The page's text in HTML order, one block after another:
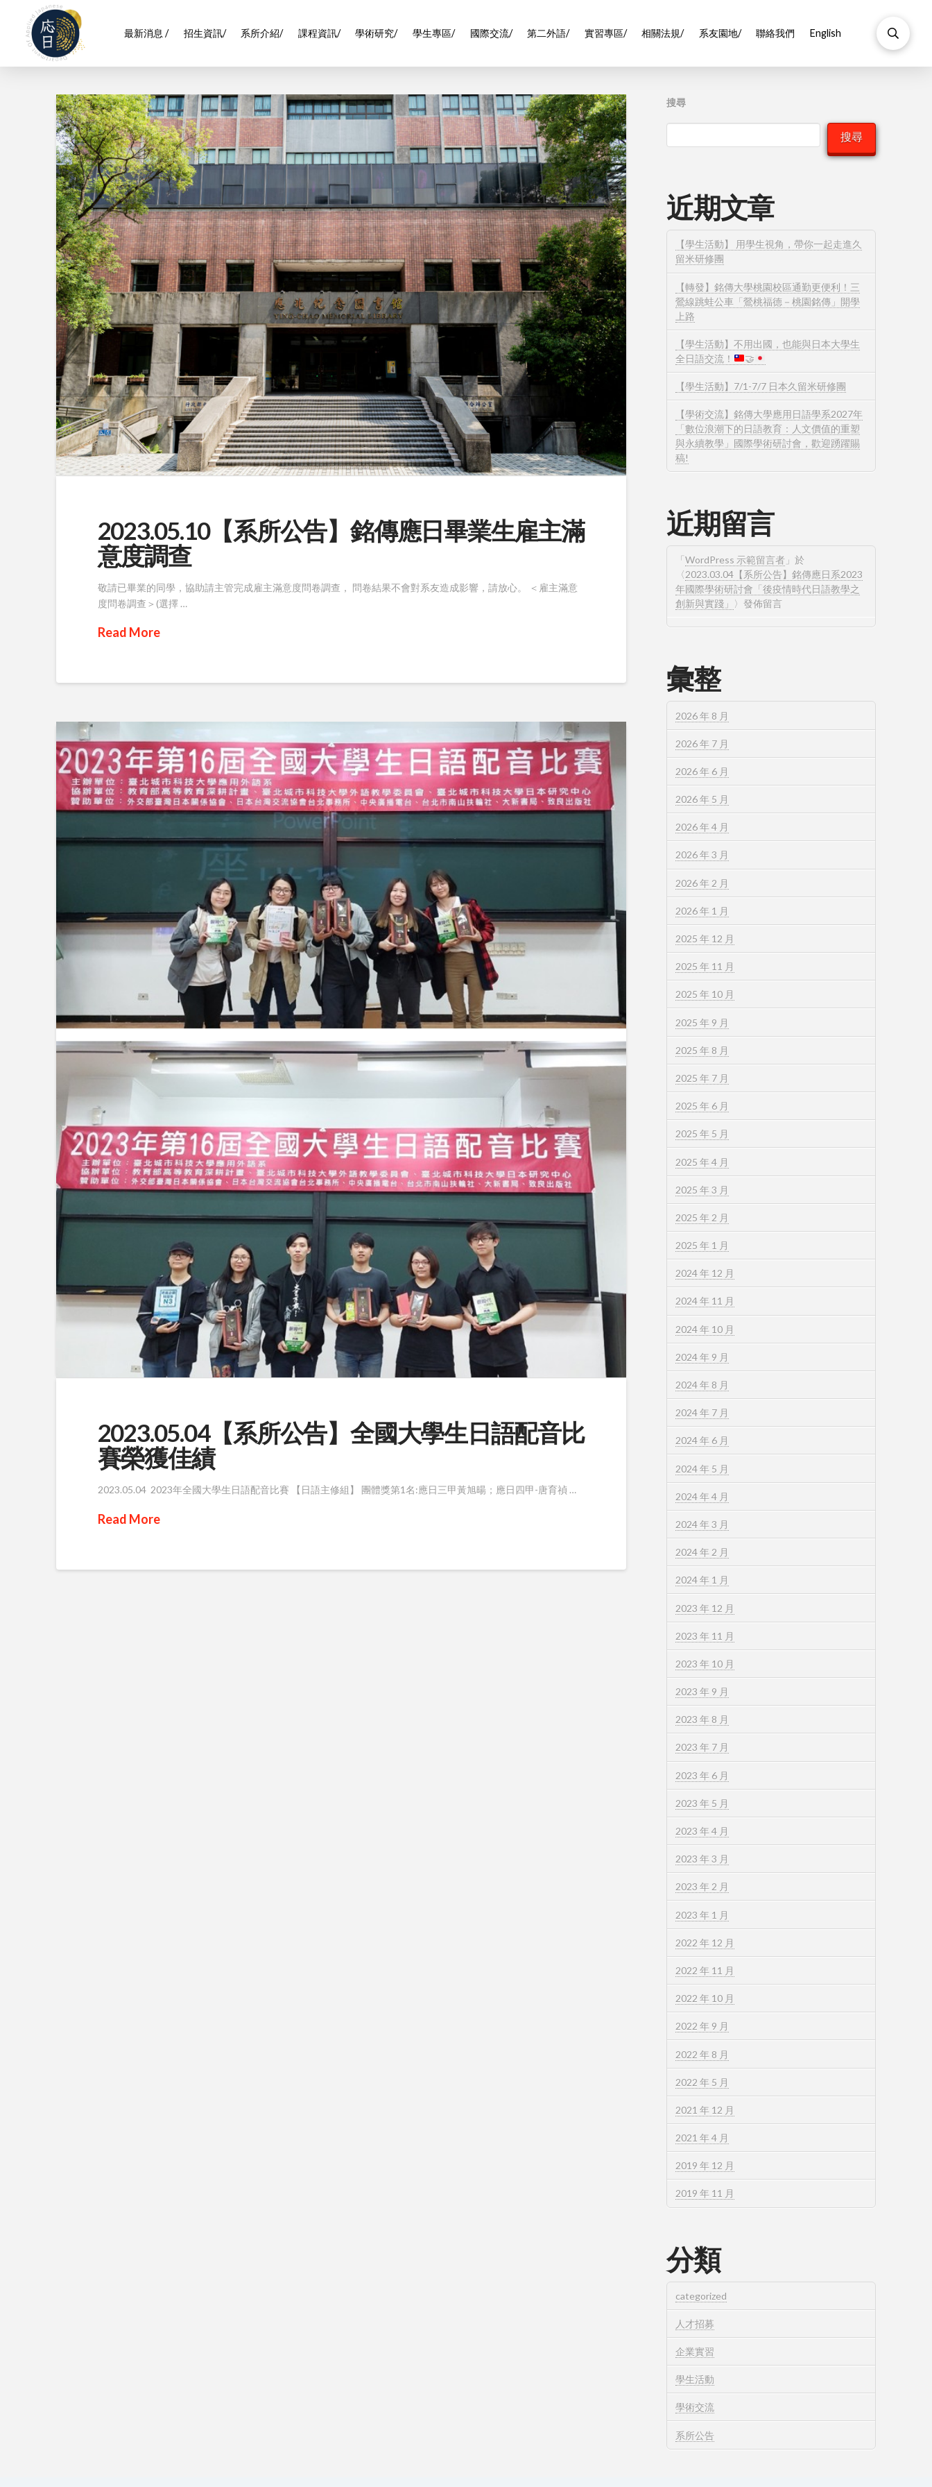
最新消息 / 招生資訊/ 系所介紹/ 課程資訊/ 學術研究/ 學生專區/ 國際交流/ 第二外語/ 實習專區/ 相關法規/ 系友園地/ 聯絡我們 English
2023.05.10【系所公告】銘傳應日畢業生雇主滿
意度調查
敬請已畢業的同學，協助請主管完成雇主滿意度問卷調查， 問卷結果不會對系友造成影響，請放心。 ＜雇主滿意
度問卷調查＞(選擇 …
Read More
2023.05.04【系所公告】全國大學生日語配音比
賽榮獲佳績
2023.05.04 2023年全國大學生日語配音比賽 【日語主修組】 團體獎第1名:應日三甲黃旭暘；應日四甲-唐育禎 …
Read More
搜尋
搜尋
近期文章
【學生活動】 用學生視角，帶你一起走進久
留米研修團
【轉發】銘傳大學桃園校區通勤更便利！三
鶯線跳蛙公車「鶯桃福德－桃園銘傳」開學
上路
【學生活動】不用出國，也能與日本大學生
全日語交流！
🤝
【學生活動】7/1-7/7 日本久留米研修團
【學術交流】銘傳大學應用日語學系2027年
「數位浪潮下的日語教育：人文價值的重塑
與永續教學」國際學術研討會，歡迎踴躍賜
稿!
近期留言
「WordPress 示範留言者 」於
〈2023.03.04【系所公告】銘傳應日系2023
年國際學術研討會「後疫情時代日語教學之
創新與實踐」 〉發佈留言
彙整
2026 年 8 月
2026 年 7 月
2026 年 6 月
2026 年 5 月
2026 年 4 月
2026 年 3 月
2026 年 2 月
2026 年 1 月
2025 年 12 月
2025 年 11 月
2025 年 10 月
2025 年 9 月
2025 年 8 月
2025 年 7 月
2025 年 6 月
2025 年 5 月
2025 年 4 月
2025 年 3 月
2025 年 2 月
2025 年 1 月
2024 年 12 月
2024 年 11 月
2024 年 10 月
2024 年 9 月
2024 年 8 月
2024 年 7 月
2024 年 6 月
2024 年 5 月
2024 年 4 月
2024 年 3 月
2024 年 2 月
2024 年 1 月
2023 年 12 月
2023 年 11 月
2023 年 10 月
2023 年 9 月
2023 年 8 月
2023 年 7 月
2023 年 6 月
2023 年 5 月
2023 年 4 月
2023 年 3 月
2023 年 2 月
2023 年 1 月
2022 年 12 月
2022 年 11 月
2022 年 10 月
2022 年 9 月
2022 年 8 月
2022 年 5 月
2021 年 12 月
2021 年 4 月
2019 年 12 月
2019 年 11 月
分類
categorized
人才招募
企業實習
學生活動
學術交流
系所公告